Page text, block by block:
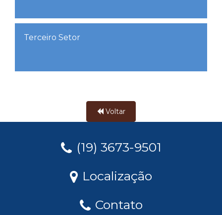
Terceiro Setor
Voltar
(19) 3673-9501
Localização
Contato